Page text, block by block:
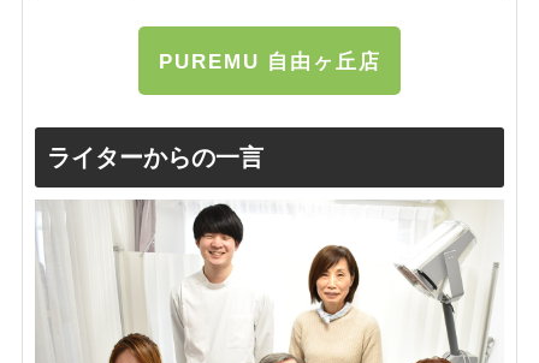
PUREMU 自由ヶ丘店
ライターからの一言